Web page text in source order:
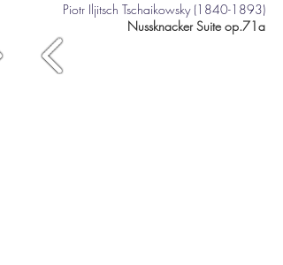
Piotr Iljitsch Tschaikowsky (1840-1893)
Nussknacker Suite op.71a